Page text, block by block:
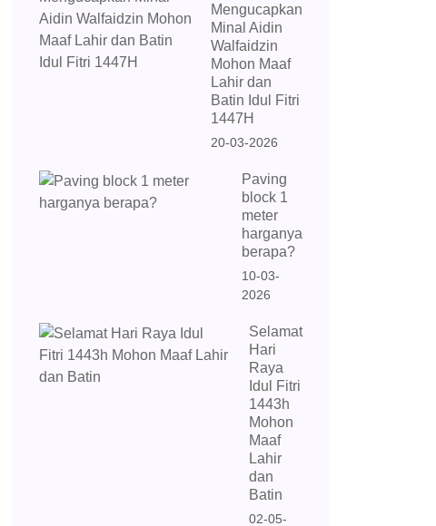
Mengucapkan
Minal Aidin
Walfaidzin
Mohon Maaf
Lahir dan
Batin Idul Fitri
1447H
20-03-2026
Paving
block 1
meter
harganya
berapa?
10-03-
2026
Selamat
Hari
Raya
Idul Fitri
1443h
Mohon
Maaf
Lahir
dan
Batin
02-05-